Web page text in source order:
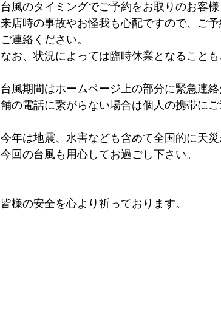
台風のタイミングでご予約をお取りのお客様
来店時の事故やお怪我も心配ですので、ご
ご連絡ください。
なお、状況によっては臨時休業となることも
台風期間はホームページ上の部分に緊急連
舗の電話に繋がらない場合は個人の携帯にご
今年は地震、水害なども含めて全国的に天災
今回の台風も用心してお過ごし下さい。
皆様の安全を心より祈っております。